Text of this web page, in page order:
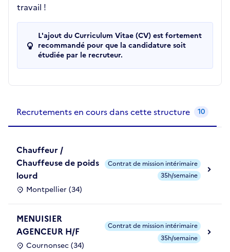
travail !
L'ajout du Curriculum Vitae (CV) est fortement
recommandé pour que la candidature soit
étudiée par le recruteur.
Recrutements en cours dans cette structure 10
Chauffeur /
Chauffeuse de poids
lourd
Montpellier (34)
Contrat de mission intérimaire
35h/semaine
MENUISIER
AGENCEUR H/F
Cournonsec (34)
Contrat de mission intérimaire
35h/semaine